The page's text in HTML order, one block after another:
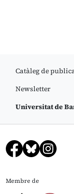
Catàleg de
Newsletter
Universitat de
Membre de